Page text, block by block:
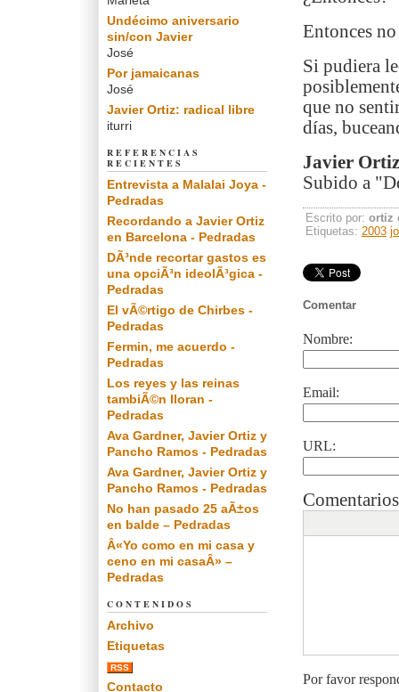
Entonces
Si pudiera
que no
días,
Javier Ortiz
Subido a
Escrito por: ortiz
Etiquetas: 2003
Comentar
Nombre:
Email:
URL:
Por favor
Undécimo aniversario
sin/con Javier
José
Por jamaicanas
José
Javier Ortiz: radical libre
iturri
REFERENCIAS
RECIENTES
Entrevista a Malalai Joya -
Pedradas
Recordando a Javier Ortiz
en Barcelona - Pedradas
DÃ³nde recortar gastos es
una opciÃ³n ideolÃ³gica -
Pedradas
El vÃ©rtigo de Chirbes -
Pedradas
Fermin, me acuerdo -
Pedradas
Los reyes y las reinas
tambiÃ©n lloran -
Pedradas
Ava Gardner, Javier Ortiz y
Pancho Ramos - Pedradas
Ava Gardner, Javier Ortiz y
Pancho Ramos - Pedradas
No han pasado 25 aÃ±os
en balde – Pedradas
Â«Yo como en mi casa y
ceno en mi casaÂ» –
Pedradas
CONTENIDOS
Archivo
Etiquetas
RSS
Contacto